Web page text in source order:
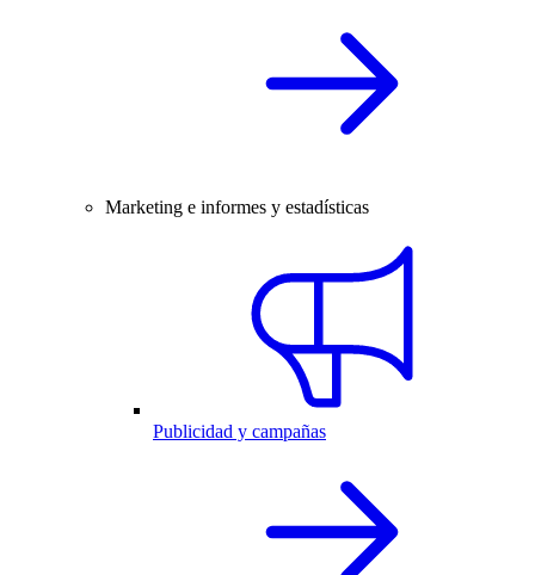
Marketing e informes y estadísticas
Publicidad y campañas